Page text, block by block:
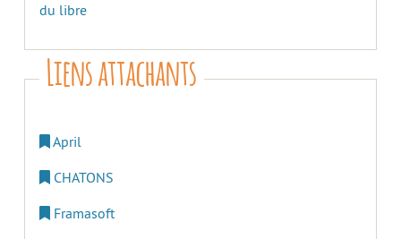
du libre
Liens attachants
April
CHATONS
Framasoft